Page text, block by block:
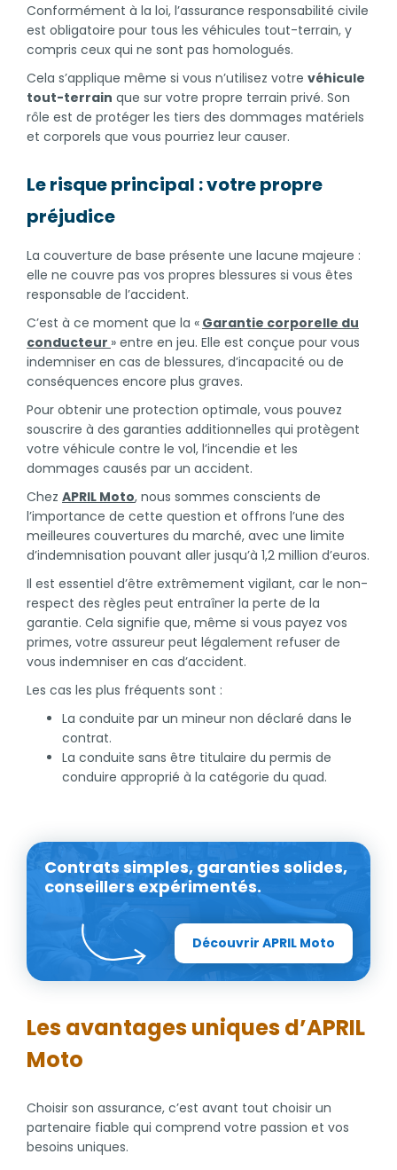
Conformément à la loi, l’assurance responsabilité civile
est obligatoire pour tous les véhicules tout-terrain, y
compris ceux qui ne sont pas homologués.
Cela s’applique même si vous n’utilisez votre véhicule
tout-terrain que sur votre propre terrain privé. Son
rôle est de protéger les tiers des dommages matériels
et corporels que vous pourriez leur causer.
Le risque principal : votre propre
préjudice
La couverture de base présente une lacune majeure :
elle ne couvre pas vos propres blessures si vous êtes
responsable de l’accident.
C’est à ce moment que la « Garantie corporelle du
conducteur » entre en jeu. Elle est conçue pour vous
indemniser en cas de blessures, d’incapacité ou de
conséquences encore plus graves.
Pour obtenir une protection optimale, vous pouvez
souscrire à des garanties additionnelles qui protègent
votre véhicule contre le vol, l’incendie et les
dommages causés par un accident.
Chez APRIL Moto, nous sommes conscients de
l’importance de cette question et offrons l’une des
meilleures couvertures du marché, avec une limite
d’indemnisation pouvant aller jusqu’à 1,2 million d’euros.
Il est essentiel d’être extrêmement vigilant, car le non-
respect des règles peut entraîner la perte de la
garantie. Cela signifie que, même si vous payez vos
primes, votre assureur peut légalement refuser de
vous indemniser en cas d’accident.
Les cas les plus fréquents sont :
La conduite par un mineur non déclaré dans le
contrat.
La conduite sans être titulaire du permis de
conduire approprié à la catégorie du quad.
Contrats simples, garanties solides,
conseillers expérimentés.
Découvrir APRIL Moto
Les avantages uniques d’APRIL
Moto
Choisir son assurance, c’est avant tout choisir un
partenaire fiable qui comprend votre passion et vos
besoins uniques.